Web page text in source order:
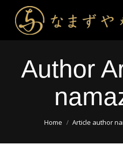
Author
You are here:
Home Article author